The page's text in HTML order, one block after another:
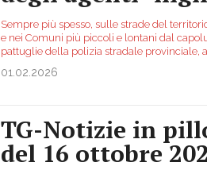
Sempre più spesso, sulle strade del
e nei Comuni più piccoli e lontani dal
pattuglie della polizia stradale provinciale,
01.02.2026
TG-Notizie in
del 16 ottobre